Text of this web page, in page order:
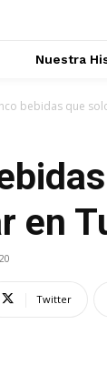
Nuestra
bebidas que
en
Twitter